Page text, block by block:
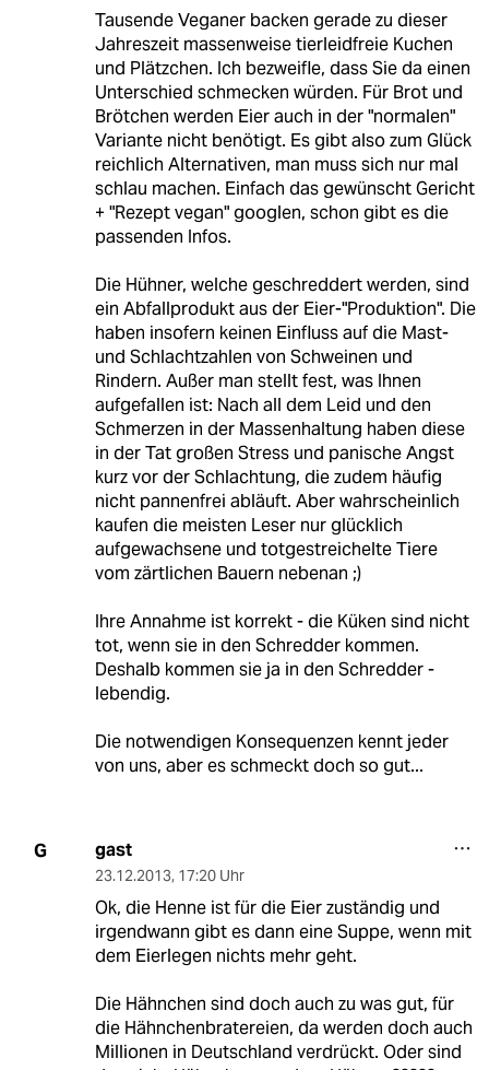
Tausende Veganer backen gerade zu dieser
Jahreszeit massenweise tierleidfreie Kuchen
und Plätzchen. Ich bezweifle, dass Sie da einen
Unterschied schmecken würden. Für Brot und
Brötchen werden Eier auch in der "normalen"
Variante nicht benötigt. Es gibt also zum Glück
reichlich Alternativen, man muss sich nur mal
schlau machen. Einfach das gewünscht Gericht
+ "Rezept vegan" googlen, schon gibt es die
passenden Infos.
Die Hühner, welche geschreddert werden, sind
ein Abfallprodukt aus der Eier-"Produktion". Die
haben insofern keinen Einfluss auf die Mast-
und Schlachtzahlen von Schweinen und
Rindern. Außer man stellt fest, was Ihnen
aufgefallen ist: Nach all dem Leid und den
Schmerzen in der Massenhaltung haben diese
in der Tat großen Stress und panische Angst
kurz vor der Schlachtung, die zudem häufig
nicht pannenfrei abläuft. Aber wahrscheinlich
kaufen die meisten Leser nur glücklich
aufgewachsene und totgestreichelte Tiere
vom zärtlichen Bauern nebenan ;)
Ihre Annahme ist korrekt - die Küken sind nicht
tot, wenn sie in den Schredder kommen.
Deshalb kommen sie ja in den Schredder -
lebendig.
Die notwendigen Konsequenzen kennt jeder
von uns, aber es schmeckt doch so gut...
G gast
23.12.2013, 17:20 Uhr
Ok, die Henne ist für die Eier zuständig und
irgendwann gibt es dann eine Suppe, wenn mit
dem Eierlegen nichts mehr geht.
Die Hähnchen sind doch auch zu was gut, für
die Hähnchenbratereien, da werden doch auch
Millionen in Deutschland verdrückt. Oder sind